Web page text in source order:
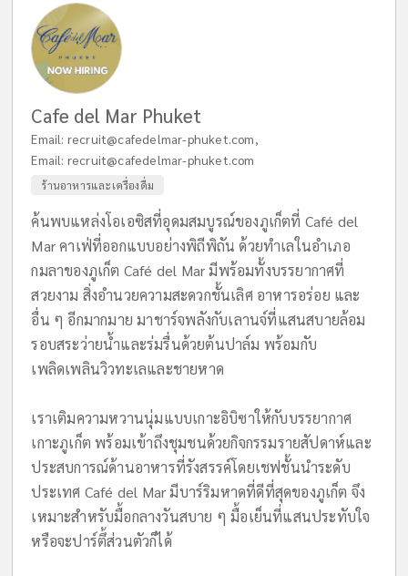
Cafe del Mar Phuket
Email: recruit@cafedelmar-phuket.com,
Email: recruit@cafedelmar-phuket.com
ร้านอาหารและเครื่องดื่ม
ค้นพบแหล่งโอเอซิสที่อุดมสมบูรณ์ของภูเก็ตที่ Café del
Mar คาเฟ่ที่ออกแบบอย่างพิถีพิถัน ด้วยทำเลในอำเภอ
กมลาของภูเก็ต Café del Mar มีพร้อมทั้งบรรยากาศที่
สวยงาม สิ่งอำนวยความสะดวกชั้นเลิศ อาหารอร่อย และ
อื่น ๆ อีกมากมาย มาชาร์จพลังกับเลานจ์ที่แสนสบายล้อม
รอบสระว่ายน้ำและร่มรื่นด้วยต้นปาล์ม พร้อมกับ
เพลิดเพลินวิวทะเลและชายหาด
เราเติมความหวานนุ่มแบบเกาะอิบิซาให้กับบรรยากาศ
เกาะภูเก็ต พร้อมเข้าถึงชุมชนด้วยกิจกรรมรายสัปดาห์และ
ประสบการณ์ด้านอาหารที่รังสรรค์โดยเชฟชั้นนำระดับ
ประเทศ Café del Mar มีบาร์ริมหาดที่ดีที่สุดของภูเก็ต จึง
เหมาะสำหรับมื้อกลางวันสบาย ๆ มื้อเย็นที่แสนประทับใจ
หรือจะปาร์ตึ้ส่วนตัวก็ได้